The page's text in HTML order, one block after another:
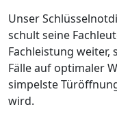
Unser
schult seine
Fachleistung weiter,
Fälle auf optimaler
simpelste
wird.